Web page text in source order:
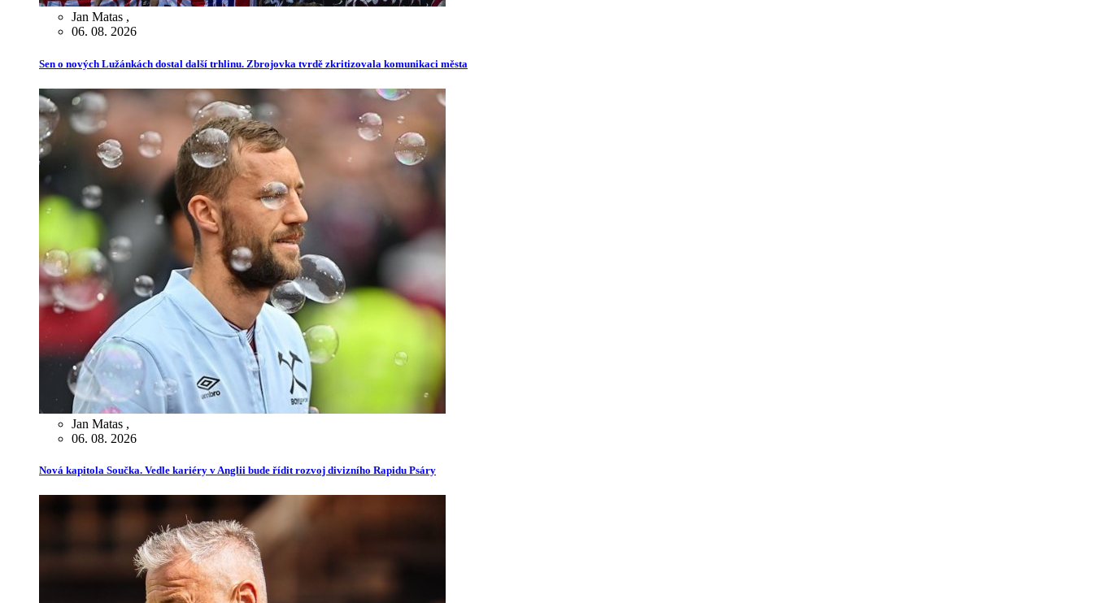
Jan Matas ,
06. 08. 2026
Sen o nových Lužánkách dostal další trhlinu. Zbrojovka tvrdě zkritizovala komunikaci města
Jan Matas ,
06. 08. 2026
Nová kapitola Součka. Vedle kariéry v Anglii bude řídit rozvoj divizního Rapidu Psáry